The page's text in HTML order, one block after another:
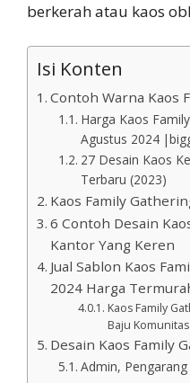
berkerah atau kaos
Isi Konten
Contoh Warna Kaos
Harga Kaos
Agustus 2024
27 Desain Kaos
Terbaru (2023)
Kaos Family
6 Contoh Desain
Kantor Yang Keren
Jual Sablon Kaos
2024 Harga
Kaos Family
Baju
Desain Kaos Family
Admin,